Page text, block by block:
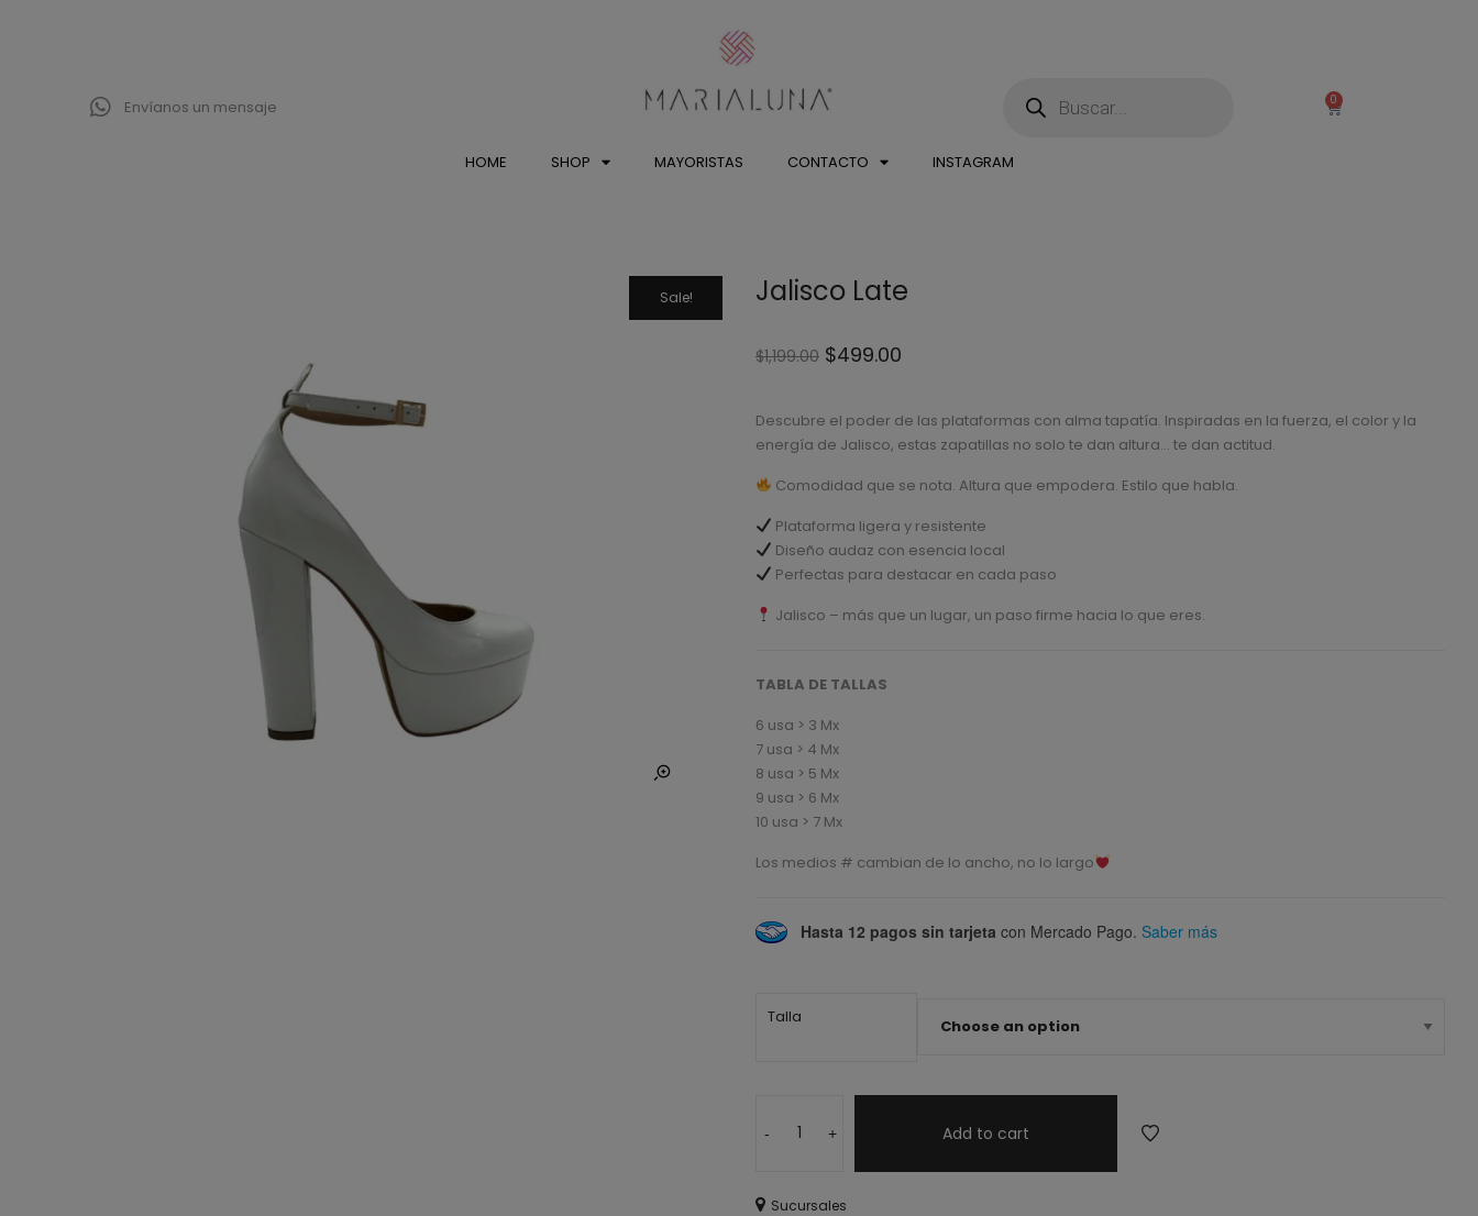
Envíanos un mensaje
HOME SHOP MAYORISTAS CONTACTO INSTAGRAM
0
Sale! Jalisco Late
$1,199.00 $499.00
Descubre el poder de las plataformas con alma tapatía. Inspiradas en la fuerza, el color y la
energía de Jalisco, estas zapatillas no solo te dan altura… te dan actitud.
Comodidad que se nota. Altura que empodera. Estilo que habla.
Plataforma ligera y resistente
Diseño audaz con esencia local
Perfectas para destacar en cada paso
Jalisco – más que un lugar, un paso firme hacia lo que eres.
TABLA DE TALLAS
6 usa > 3 Mx
7 usa > 4 Mx
8 usa > 5 Mx
9 usa > 6 Mx
10 usa > 7 Mx
Los medios # cambian de lo ancho, no lo largo
Hasta 12 pagos sin tarjeta con Mercado Pago. Saber más
Talla
- + Add to cart
Sucursales